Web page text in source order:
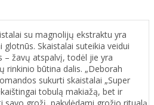
su magnolijų ekstraktu yra
Skaistalai suteikia veidui
– žavų atspalvį, todėl jie yra
rinkinio būtina dalis. „Deborah
sukurti skaistalai „Super
tobulą makiažą, bet ir